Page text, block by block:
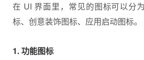
在 UI 界面里，常见的图标可以分
标、创意装饰图标、应用启动图标。
1. 功能图标